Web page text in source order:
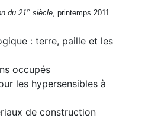
du 21e siècle, printemps 2011
: terre, paille et les
occupés
les hypersensibles à
de construction